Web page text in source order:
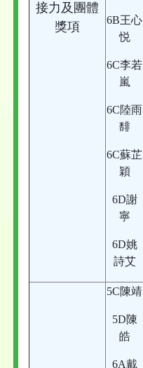
接力及團體
獎項
6B王心
悦
6C李若
嵐
6C陸雨
馡
6C蘇芷
穎
6D謝
寧
6D姚
詩艾
5C陳靖
5D陳
皓
6A戴